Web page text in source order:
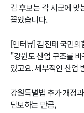
김 후보는 각 시군에 맞
꼽았습니다.
[인터뷰] 김진태 국민의
"강원도 산업 구조를
있고요. 세부적인 산업
강원특별법 추가 개정
담보하는 만큼,